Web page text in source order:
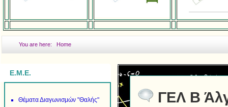
You are here:Home
Ε.Μ.Ε.
Θέματα Διαγωνισμών "Θαλής"
ΓΕΛ Β